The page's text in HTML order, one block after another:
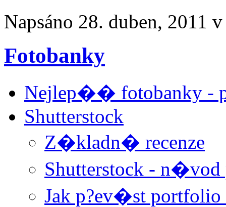
Napsáno 28. duben, 2011
Fotobanky
Nejlep�� fotobanky -
Shutterstock
Z�kladn� recenze
Shutterstock - n�vod
Jak p?ev�st portfolio